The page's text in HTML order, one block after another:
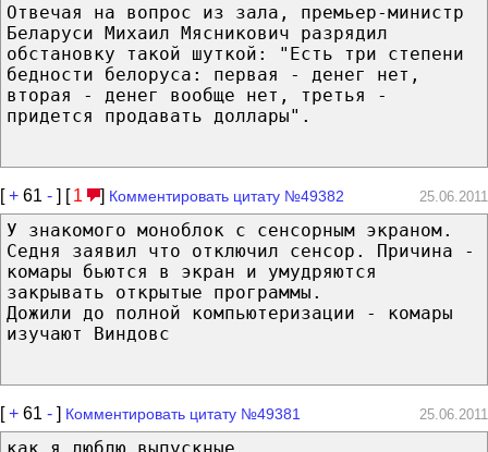
Отвечая на вопрос из зала, премьер-министр
Беларуси Михаил Мясникович разрядил
обстановку такой шуткой: "Есть три степени
бедности белоруса: первая - денег нет,
вторая - денег вообще нет, третья -
придется продавать доллары".
[+ 61 - ] [ 1 ] Комментировать цитату №49382 25.06.2011
У знакомого моноблок с сенсорным экраном.
Седня заявил что отключил сенсор. Причина -
комары бьются в экран и умудряются
закрывать открытые программы.
Дожили до полной компьютеризации - комары
изучают Виндовс
[+ 61 - ] Комментировать цитату №49381 25.06.2011
как я люблю выпускные.